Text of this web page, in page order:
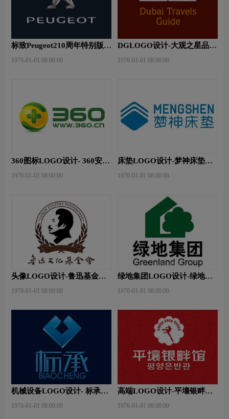
标致Peugeot210周年特别版新
1970-01-01 08:00:00
DGLOGO设计-大观之星品牌
1970-01-01 08:00:00
360图标LOGO设计- 360安全
1970-01-01 08:00:00
床垫LOGO设计-梦神床垫品
1970-01-01 08:00:00
头像LOGO设计-鲁迅基金会
1970-01-01 08:00:00
绿地集团LOGO设计-绿地集
1970-01-01 08:00:00
机械设备LOGO设计- 标承机
1970-01-01 08:00:00
高端LOGO设计-平壤银畔馆
1970-01-01 08:00:00